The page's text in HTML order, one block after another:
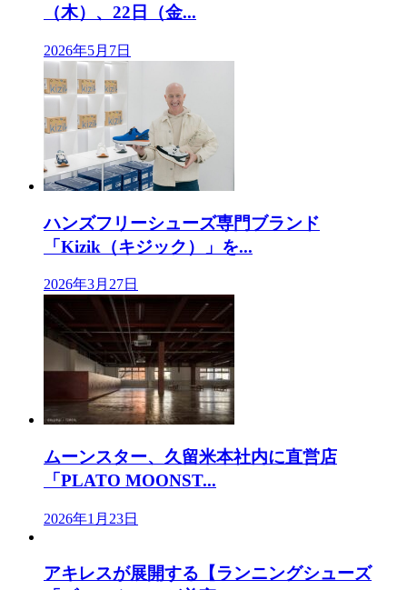
（木）、22日（金...
2026年5月7日
ハンズフリーシューズ専門ブランド
「Kizik（キジック）」を...
2026年3月27日
ムーンスター、久留米本社内に直営店
「PLATO MOONST...
2026年1月23日
アキレスが展開する【ランニングシューズ